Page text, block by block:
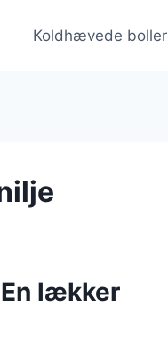
Koldhævede boller
lækker